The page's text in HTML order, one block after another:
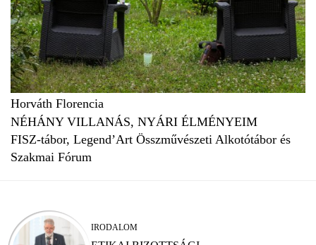
Horváth Florencia
NÉHÁNY VILLANÁS, NYÁRI ÉLMÉNYEIM
FISZ-tábor, Legend’Art Összművészeti Alkotótábor és
Szakmai Fórum
IRODALOM